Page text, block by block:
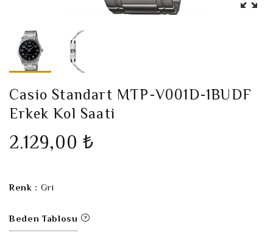
Casio Standart MTP-V001D-1BUDF
Erkek Kol Saati
2.129,00 ₺
Renk : Gri
Beden Tablosu